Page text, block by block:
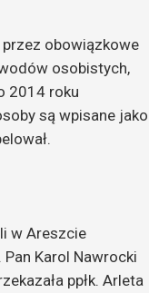
obowiązkowe
osobistych,
2014 roku
są wpisane jako
w Areszcie
Karol Nawrocki
ppłk. Arleta